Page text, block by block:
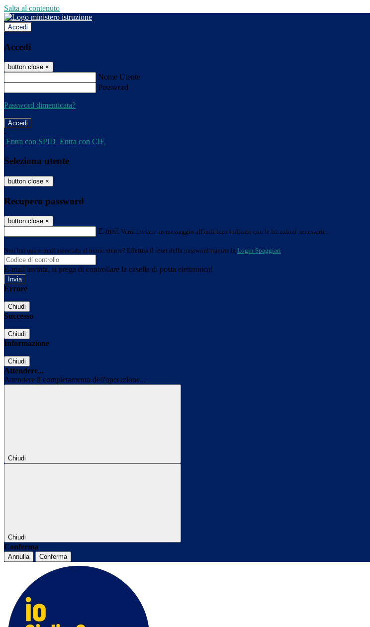
Salta al contenuto
Accedi
Accedi
button close ×
Nome Utente
Password
Password dimenticata?
-
Entra con SPID Entra con CIE
Seleziona utente
button close ×
Recupero password
button close ×
E-mail Verrà inviato un messaggio all'indirizzo indicato con le istruzioni necessarie.
Non hai una e-mail associata al nome utente? Effettua il reset della password tramite la Login Spaggiari
E-mail inviata, si prega di controllare la casella di posta elettronica!
Errore
Chiudi
Successo
Chiudi
Informazione
Chiudi
Attendere...
Attendere il completamento dell'operazione...
Chiudi
Chiudi
Conferma
Annulla Conferma